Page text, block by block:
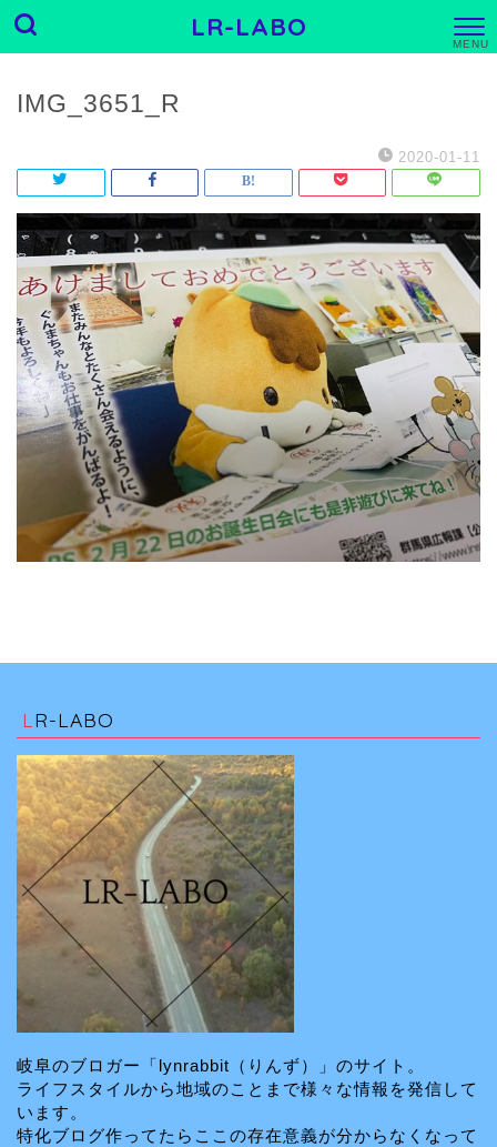
LR-LABO
E
IMG_3651_R
2020-01-11
LR-LABO
岐阜のブロガー「lynrabbit（りんず）」のサイト。
ライフスタイルから地域のことまで様々な情報を発信して
います。
特化ブログ作ってたらここの存在意義が分からなくなって